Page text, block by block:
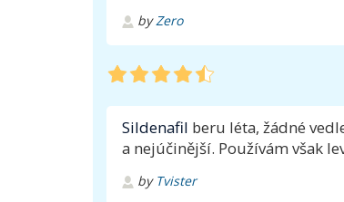
byZero
Sildenafil beru léta, žádné
a nejúčinější. Používám však
by Tvister